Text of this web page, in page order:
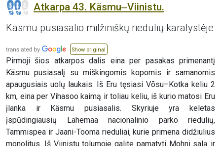
Atkarpa 43. Käsmu‒Viinistu.
Käsmu pusiasalio milžiniškų riedulių karalystėje
Show original
Pirmoji šios atkarpos dalis eina per pasakas primenantį
Käsmu pusiasalį su miškingomis kopomis ir samanomis
apaugusiais uolų laukais. Iš Eru tęsiasi Võsu–Kotka keliu 2
km, eina per Vihasoo kaimą ir toliau keliu, iš kurio matosi Eru
įlanka ir Käsmu pusiasalis. Skyriuje yra keletas
įspūdingiausių Lahemaa nacionalinio parko riedulių,
Tammispea ir Jaani-Tooma rieduliai, kurie primena didžiulius
monolitus. Iš Viinistu tolumoje galite pamatyti Mohni salą ir